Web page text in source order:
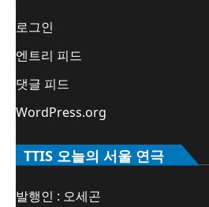
로그인
엔트리 피드
댓글 피드
WordPress.org
TTIS 오늘의 서울 연극
발행인 : 오세곤